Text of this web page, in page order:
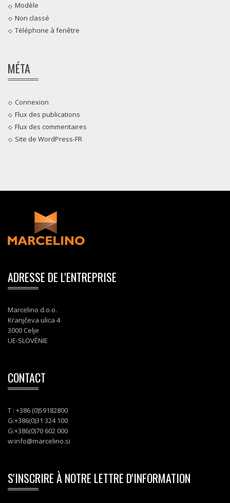
Modèle
Non classé
Téléphone à fenêtre
MÉTA
Connexion
Flux des publications
Flux des commentaires
Site de WordPress-FR
ADRESSE DE L'ENTREPRISE
Marcelino d.o.o.
Kranjčeva ulica 4
3000 Celje
UE-SLOVÉNIE
CONTACT
T : +386 (0)59182800
G:+386(0)31 324 100
G:+386(0)70 602 000
w:info@marcelino.si
S'INSCRIRE À NOTRE LETTRE D'INFORMATION